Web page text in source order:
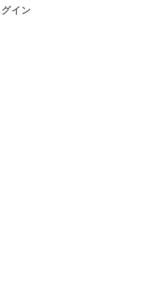
グイン